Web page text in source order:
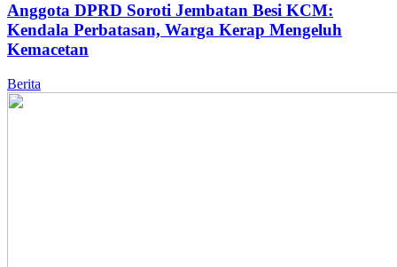
Anggota DPRD Soroti Jembatan Besi KCM:
Kendala Perbatasan, Warga Kerap Mengeluh
Kemacetan
Berita